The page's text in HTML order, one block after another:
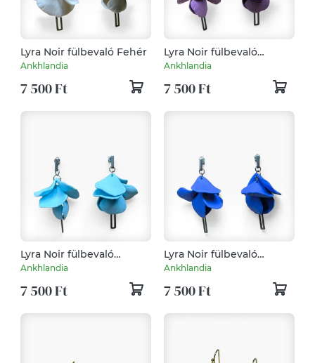
Lyra Noir fülbevaló Fehér
Ankhlandia
7 500 Ft
Lyra Noir fülbevaló
Áfonya
Ankhlandia
7 500 Ft
Lyra Noir fülbevaló
Pasztell Kék
Ankhlandia
7 500 Ft
Lyra Noir fülbevaló
Óceánkék
Ankhlandia
7 500 Ft